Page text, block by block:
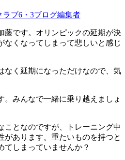
ラブ6・3ブログ編集者
藤です。オリンピックの延期が決
なくなってしまって悲しいと感じ
なく延期になっただけなので、気
。みんなで一緒に乗り越えましょ
ことなのですが、トレーニング中
があります。重たいものを持つと
てしまっていませんか？